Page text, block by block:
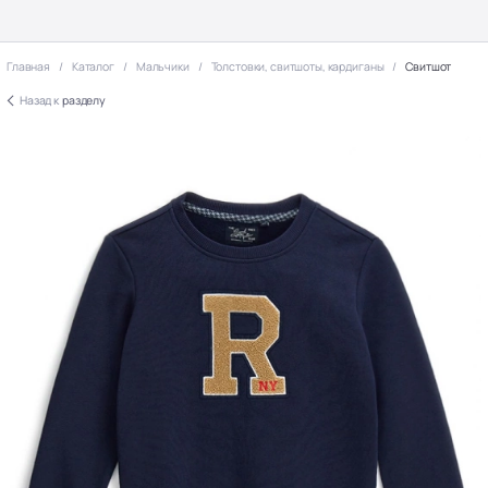
Главная Каталог Мальчики Толстовки, свитшоты, кардиганы Свитшот
Назад к разделу